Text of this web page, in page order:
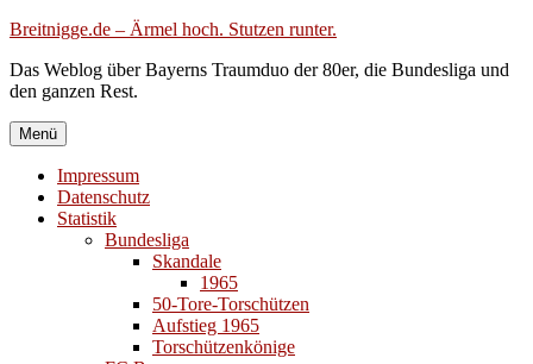
Zum
springen
Breitnigge.de – Ärmel hoch. Stutzen runter.
Das Weblog über Bayerns Traumduo der 80er, die Bundesliga und
den ganzen Rest.
Menü
Impressum
Datenschutz
Statistik
Bundesliga
Skandale
1965
50-Tore-Torschützen
Aufstieg 1965
Torschützenkönige